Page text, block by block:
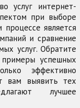
услуг интернет-
при выборе
является
и сравнение
услуг. Обратите
успешных
эффективно
вам выявить тех
лучшее